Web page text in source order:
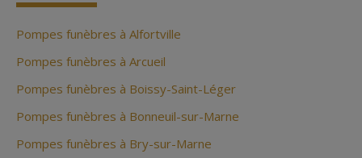
Pompes funèbres à Alfortville
Pompes funèbres à Arcueil
Pompes funèbres à Boissy-Saint-Léger
Pompes funèbres à Bonneuil-sur-Marne
Pompes funèbres à Bry-sur-Marne